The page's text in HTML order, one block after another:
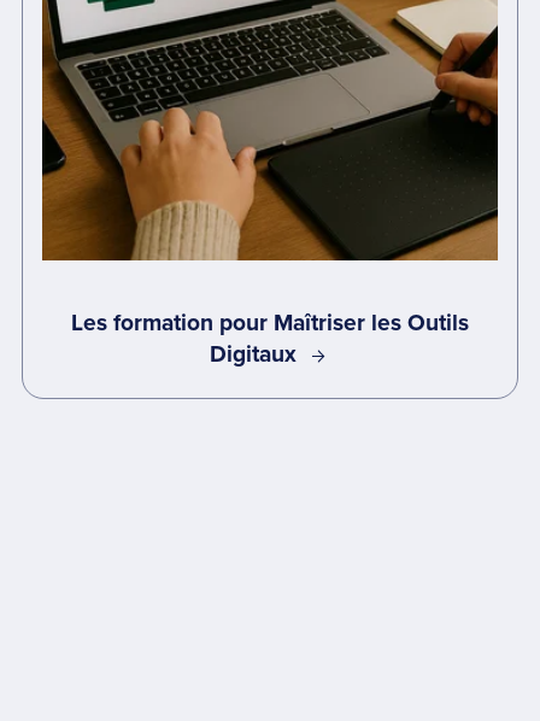
Les formation pour Maîtriser les Outils
Digitaux